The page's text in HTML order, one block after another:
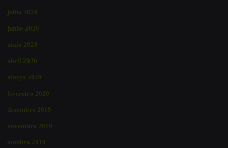
julho 2020
junho 2020
maio 2020
abril 2020
março 2020
fevereiro 2020
dezembro 2019
novembro 2019
outubro 2019